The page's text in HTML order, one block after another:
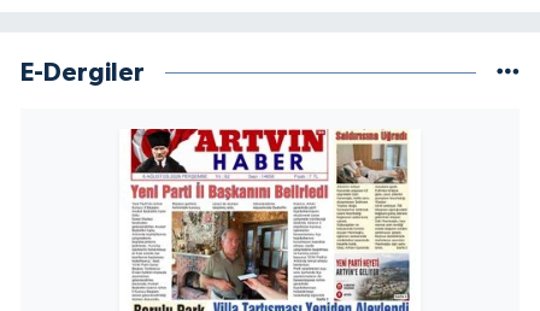
E-Dergiler